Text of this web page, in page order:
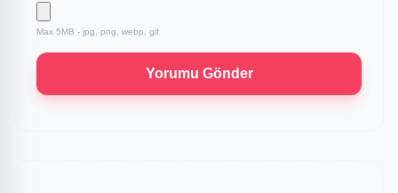
Max 5MB - jpg, png, webp, gif
Yorumu Gönder